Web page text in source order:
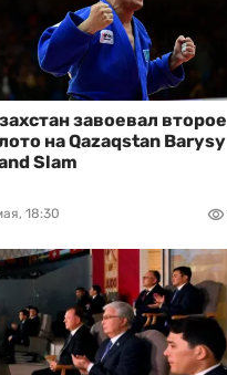
завоевал второе
на Qazaqstan Barysy
Slam
18:30